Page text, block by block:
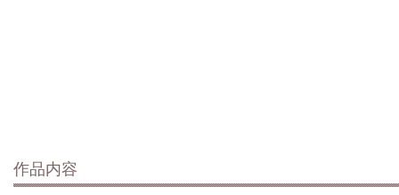
作品内容